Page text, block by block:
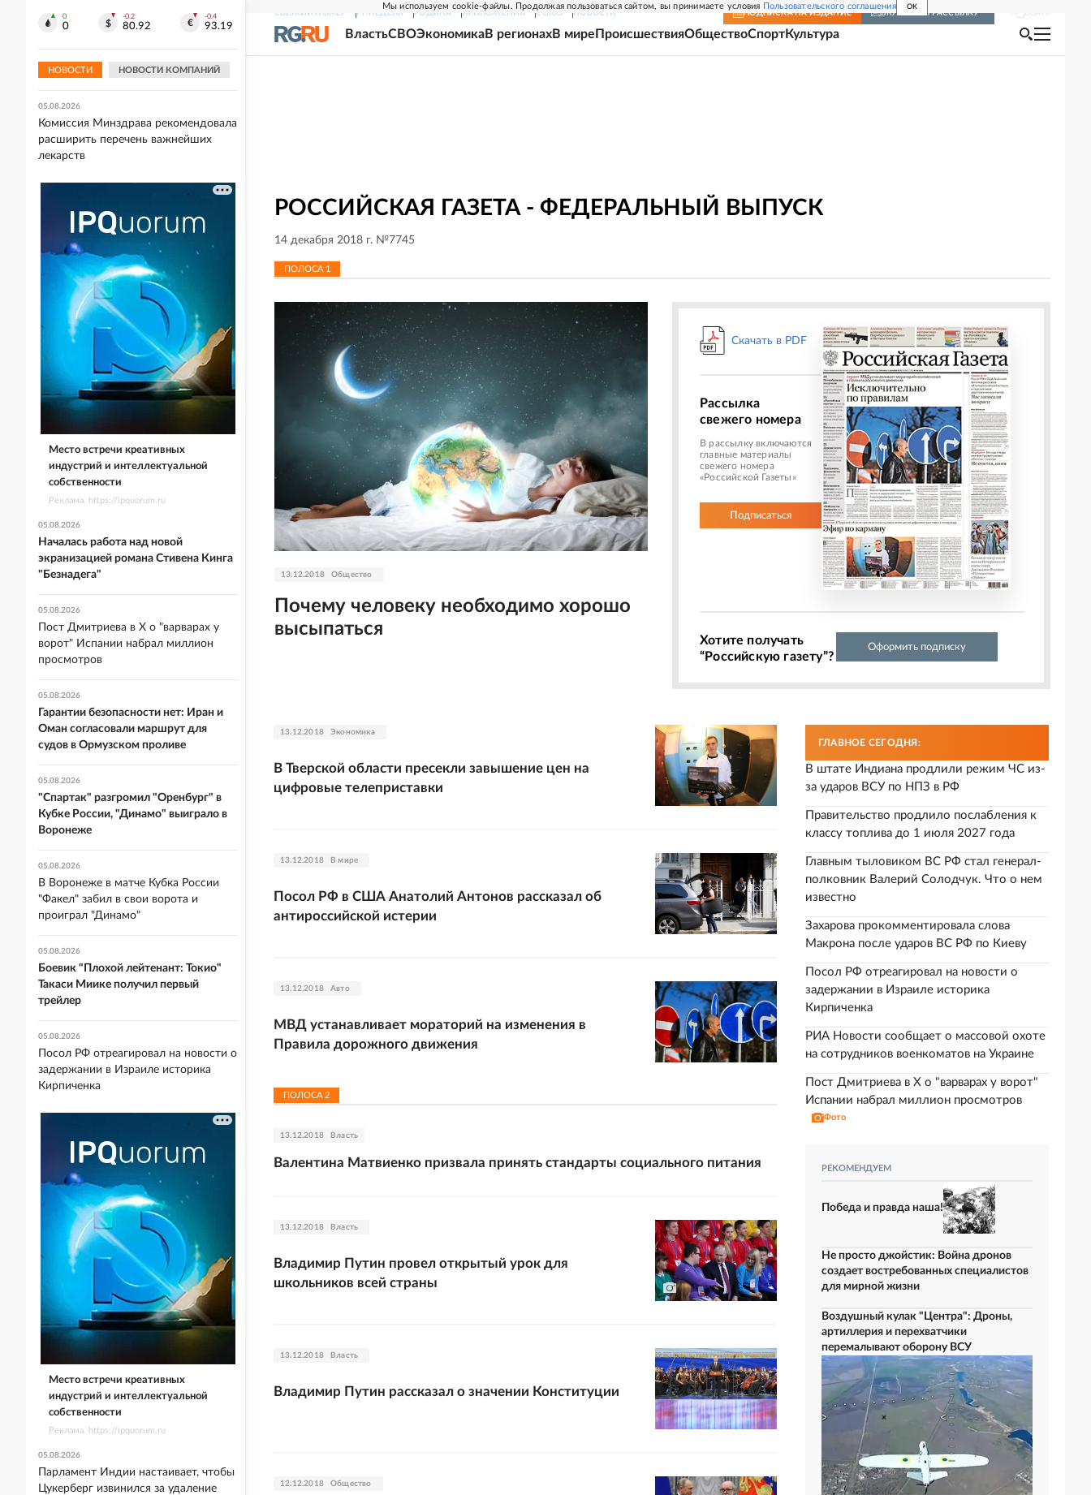
Мы используем cookie-файлы. Продолжая пользоваться сайтом, вы принимаете условия Пользовательского соглашения OK
СВЕЖИЙ НОМЕР РГ-НЕДЕЛЯ РОДИНА ПРИЛОЖЕНИЯ СОЮЗ НОВОСТИ ПОДПИСКА НА ИЗДАНИЕ ВКЛЮЧИТЬ РАССЫЛКУ
ВластьСВОЭкономикаВ регионахВ мире ПроисшествияОбществоСпортКультура
РОССИЙСКАЯ ГАЗЕТА - ФЕДЕРАЛЬНЫЙ ВЫПУСК
14 декабря 2018 г. №7745
ПОЛОСА 1
13.12.2018 Общество
Почему человеку необходимо хорошо
высыпаться
Скачать в PDF
Рассылка
свежего номера
В рассылку включаются
главные материалы
свежего номера
«Российской Газеты»
Подписаться
Хотите получать
“Российскую газету”?
Оформить подписку
13.12.2018 Экономика
В Тверской области пресекли завышение цен на
цифровые телеприставки
13.12.2018 В мире
Посол РФ в США Анатолий Антонов рассказал об
антироссийской истерии
13.12.2018 Авто
МВД устанавливает мораторий на изменения в
Правила дорожного движения
ПОЛОСА 2
13.12.2018 Власть
Валентина Матвиенко призвала принять стандарты социального питания
13.12.2018 Власть
Владимир Путин провел открытый урок для
школьников всей страны
13.12.2018 Власть
Владимир Путин рассказал о значении Конституции
12.12.2018 Общество
ГЛАВНОЕ СЕГОДНЯ:
В штате Индиана продлили режим ЧС из-
за ударов ВСУ по НПЗ в РФ
Правительство продлило послабления к
классу топлива до 1 июля 2027 года
Главным тыловиком ВС РФ стал генерал-
полковник Валерий Солодчук. Что о нем
известно
Захарова прокомментировала слова
Макрона после ударов ВС РФ по Киеву
Посол РФ отреагировал на новости о
задержании в Израиле историка
Кирпиченка
РИА Новости сообщает о массовой охоте
на сотрудников военкоматов на Украине
Пост Дмитриева в X о "варварах у ворот"
Испании набрал миллион просмотров
Фото
РЕКОМЕНДУЕМ
Победа и правда наша!
Не просто джойстик: Война дронов
создает востребованных специалистов
для мирной жизни
Воздушный кулак "Центра": Дроны,
артиллерия и перехватчики
перемалывают оборону ВСУ
0
0
-0.2
80.92
-0.4
93.19
НОВОСТИ НОВОСТИ КОМПАНИЙ
05.08.2026
Киеву
05.08.2026
Комиссия Минздрава рекомендовала
расширить перечень важнейших
лекарств
Место встречи креативных
индустрий и интеллектуальной
собственности
Реклама. https://ipquorum.ru
05.08.2026
Началась работа над новой
экранизацией романа Стивена Кинга
"Безнадега"
05.08.2026
Пост Дмитриева в X о "варварах у
ворот" Испании набрал миллион
просмотров
05.08.2026
Гарантии безопасности нет: Иран и
Оман согласовали маршрут для
судов в Ормузском проливе
05.08.2026
"Спартак" разгромил "Оренбург" в
Кубке России, "Динамо" выиграло в
Воронеже
05.08.2026
В Воронеже в матче Кубка России
"Факел" забил в свои ворота и
проиграл "Динамо"
05.08.2026
Боевик "Плохой лейтенант: Токио"
Такаси Миике получил первый
трейлер
05.08.2026
Посол РФ отреагировал на новости о
задержании в Израиле историка
Кирпиченка
Место встречи креативных
индустрий и интеллектуальной
собственности
Реклама. https://ipquorum.ru
05.08.2026
Парламент Индии настаивает, чтобы
Цукерберг извинился за удаление